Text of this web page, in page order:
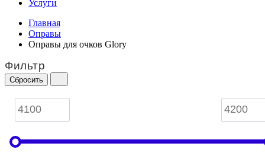
Услуги
Главная
Оправы
Оправы для очков Glory
Фильтр